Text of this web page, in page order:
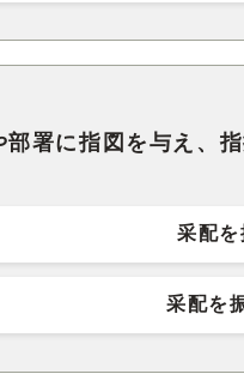
部署に指図を与え、
采配を
采配を